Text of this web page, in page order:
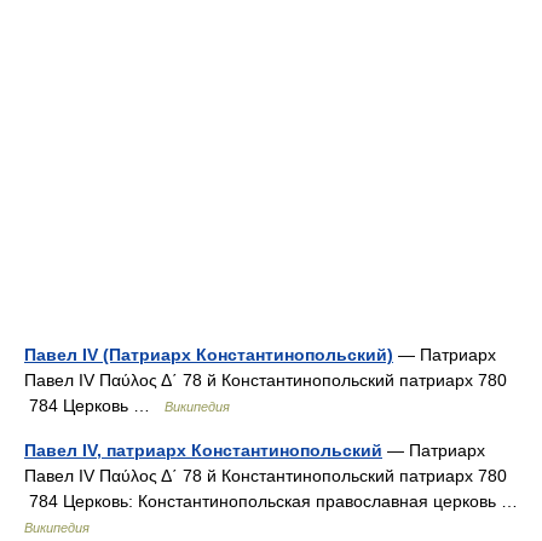
Павел IV (Патриарх Константинопольский) — Патриарх
Павел IV Παύλος Δ΄ 78 й Константинопольский патриарх 780
784 Церковь …
Википедия
Павел IV, патриарх Константинопольский — Патриарх
Павел IV Παύλος Δ΄ 78 й Константинопольский патриарх 780
784 Церковь: Константинопольская православная церковь …
Википедия